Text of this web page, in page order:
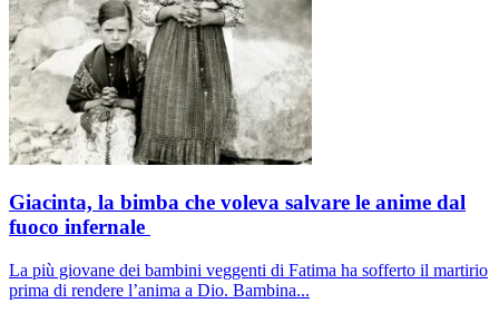
Giacinta, la bimba che voleva salvare le anime dal
fuoco infernale
La più giovane dei bambini veggenti di Fatima ha sofferto il martirio
prima di rendere l’anima a Dio. Bambina...